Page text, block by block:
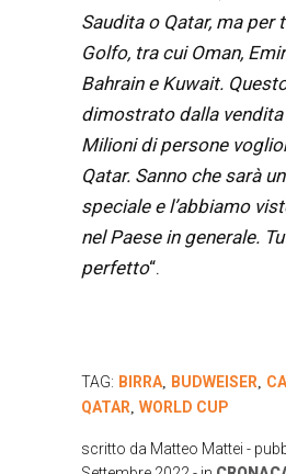
Saudita o Qatar, ma per
Golfo, tra cui Oman,
Bahrain e Kuwait.
dimostrato dalla
Milioni di persone
Qatar. Sanno che sarà
speciale e l’abbiamo
nel Paese in generale.
perfetto“.
TAG: BIRRA, BUDWEISER,
QATAR, WORLD CUP
scritto da Matteo Mattei -